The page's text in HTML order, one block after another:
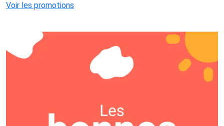
Voir les promotions